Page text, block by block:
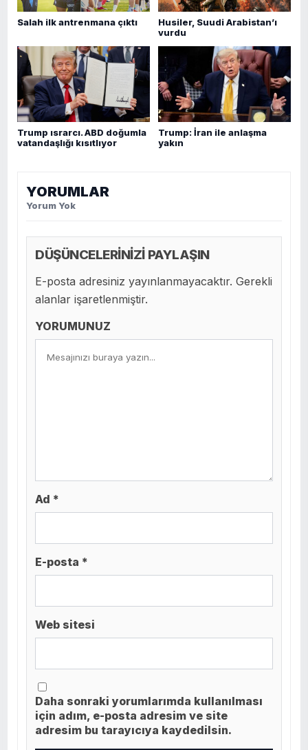
Salah ilk antrenmana çıktı
Husiler, Suudi Arabistan’ı
vurdu
Trump ısrarcı. ABD doğumla
vatandaşlığı kısıtlıyor
Trump: İran ile anlaşma
yakın
YORUMLAR
Yorum Yok
DÜŞÜNCELERİNİZİ PAYLAŞIN
E-posta adresiniz yayınlanmayacaktır. Gerekli
alanlar işaretlenmiştir.
YORUMUNUZ
Ad *
E-posta *
Web sitesi
Daha sonraki yorumlarımda kullanılması
için adım, e-posta adresim ve site
adresim bu tarayıcıya kaydedilsin.